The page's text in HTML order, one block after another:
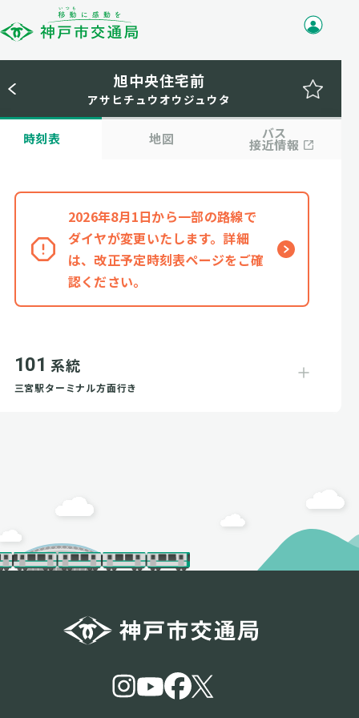
旭中央住宅前
アサヒチュウオウジュウタ
時刻表 地図 バス
接近情報
2026年8月1日から一部の路線で
ダイヤが変更いたします。詳細
は、改正予定時刻表ページをご確
認ください。
101 系統
三宮駅ターミナル方面行き